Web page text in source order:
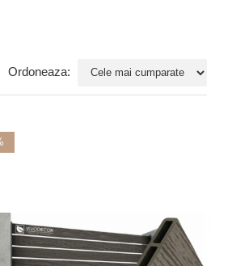
Ordoneaza: